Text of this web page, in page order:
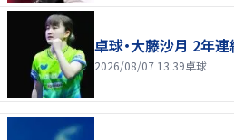
卓球・大藤沙月 2年
2026/08/07 13:39卓球